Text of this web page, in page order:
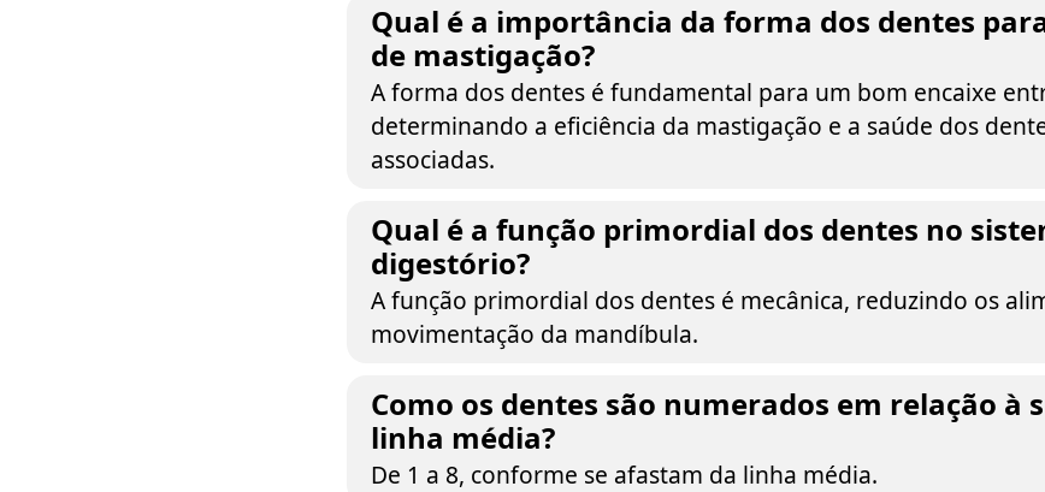
Qual é a importância da forma dos dentes
de mastigação?
A forma dos dentes é fundamental para um bom encaixe
determinando a eficiência da mastigação e a saúde dos
associadas.
Qual é a função primordial dos dentes no
digestório?
A função primordial dos dentes é mecânica, reduzindo os
movimentação da mandíbula.
Como os dentes são numerados em relação à
linha média?
De 1 a 8, conforme se afastam da linha média.